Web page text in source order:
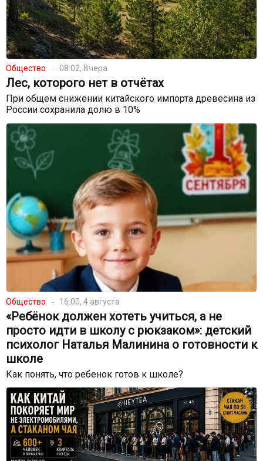
Общество 08:02, Вчера
Лес, которого нет в отчётах
При общем снижении китайского импорта древесина из
России сохранила долю в 10%
Общество 16:00, 4 августа
«Ребёнок должен хотеть учиться, а не
просто идти в школу с рюкзаком»: детский
психолог Наталья Малинина о готовности к
школе
Как понять, что ребенок готов к школе?